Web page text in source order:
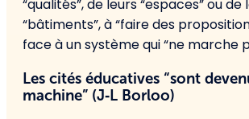
“qualités”, de leurs “espaces” ou de
“bâtiments”, à “faire des
face à un système qui “ne marche
Les cités éducatives “sont
machine” (J‑L Borloo)